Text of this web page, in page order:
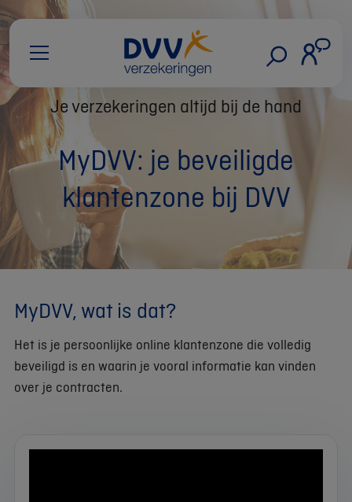
Je verzekeringen altijd bij de hand
MyDVV: je beveiligde
klantenzone bij DVV
MyDVV, wat is dat?
Het is je persoonlijke online klantenzone die volledig
beveiligd is en waarin je vooral informatie kan vinden
over je contracten.